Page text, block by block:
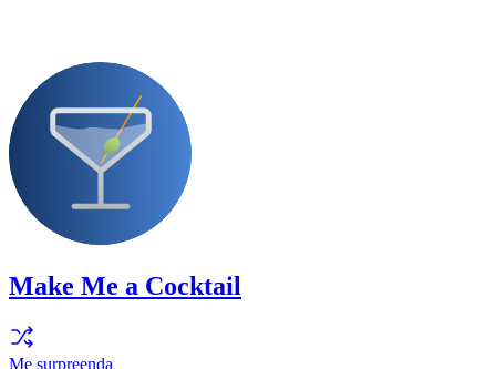
Make Me a Cocktail
Me surpreenda